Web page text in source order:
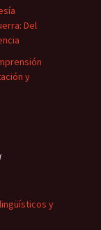
Del
y
y